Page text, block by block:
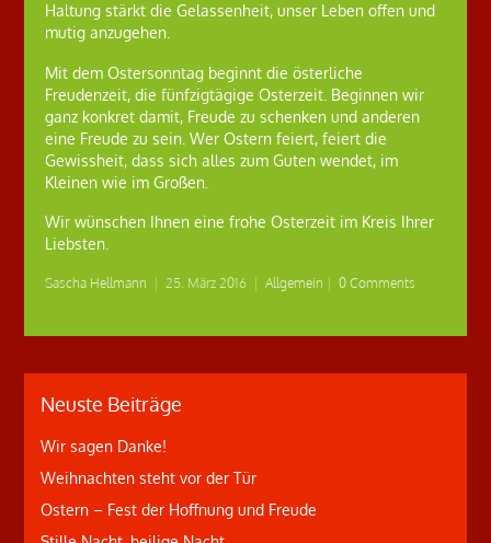
Haltung stärkt die Gelassenheit, unser Leben offen und
mutig anzugehen.
Mit dem Ostersonntag beginnt die österliche
Freudenzeit, die fünfzigtägige Osterzeit. Beginnen wir
ganz konkret damit, Freude zu schenken und anderen
eine Freude zu sein. Wer Ostern feiert, feiert die
Gewissheit, dass sich alles zum Guten wendet, im
Kleinen wie im Großen.
Wir wünschen Ihnen eine frohe Osterzeit im Kreis Ihrer
Liebsten.
Sascha Hellmann 25. März 2016 Allgemein 0 Comments
Neuste Beiträge
Wir sagen Danke!
Weihnachten steht vor der Tür
Ostern – Fest der Hoffnung und Freude